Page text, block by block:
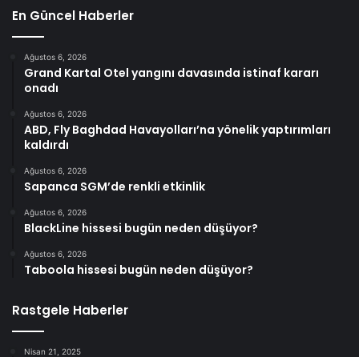
En Güncel Haberler
Ağustos 6, 2026
Grand Kartal Otel yangını davasında istinaf kararı
onadı
Ağustos 6, 2026
ABD, Fly Baghdad Havayolları’na yönelik yaptırımları
kaldırdı
Ağustos 6, 2026
Sapanca SGM’de renkli etkinlik
Ağustos 6, 2026
BlackLine hissesi bugün neden düşüyor?
Ağustos 6, 2026
Taboola hissesi bugün neden düşüyor?
Rastgele Haberler
Nisan 21, 2025